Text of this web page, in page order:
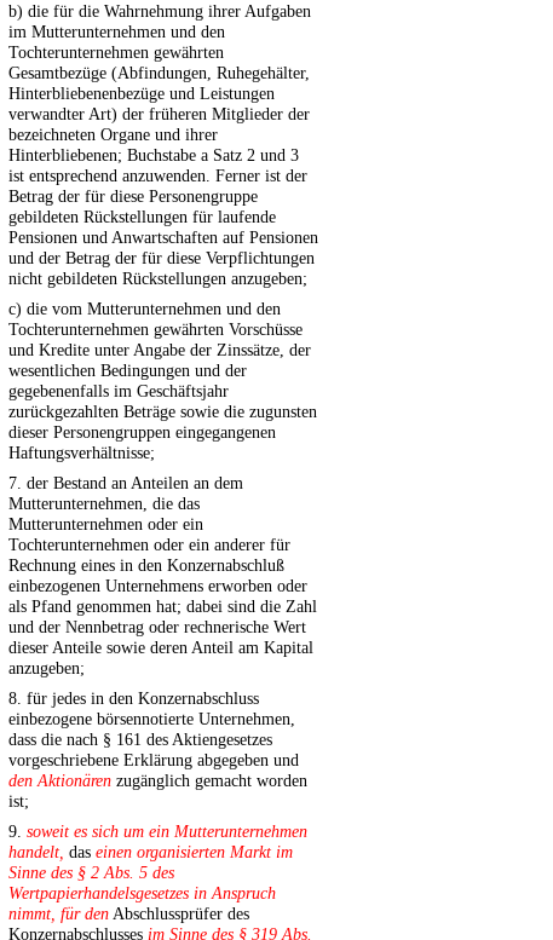
b) die für die Wahrnehmung ihrer Aufgaben
im Mutterunternehmen und den
Tochterunternehmen gewährten
Gesamtbezüge (Abfindungen, Ruhegehälter,
Hinterbliebenenbezüge und Leistungen
verwandter Art) der früheren Mitglieder der
bezeichneten Organe und ihrer
Hinterbliebenen; Buchstabe a Satz 2 und 3
ist entsprechend anzuwenden. Ferner ist der
Betrag der für diese Personengruppe
gebildeten Rückstellungen für laufende
Pensionen und Anwartschaften auf Pensionen
und der Betrag der für diese Verpflichtungen
nicht gebildeten Rückstellungen anzugeben;
c) die vom Mutterunternehmen und den
Tochterunternehmen gewährten Vorschüsse
und Kredite unter Angabe der Zinssätze, der
wesentlichen Bedingungen und der
gegebenenfalls im Geschäftsjahr
zurückgezahlten Beträge sowie die zugunsten
dieser Personengruppen eingegangenen
Haftungsverhältnisse;
7. der Bestand an Anteilen an dem
Mutterunternehmen, die das
Mutterunternehmen oder ein
Tochterunternehmen oder ein anderer für
Rechnung eines in den Konzernabschluß
einbezogenen Unternehmens erworben oder
als Pfand genommen hat; dabei sind die Zahl
und der Nennbetrag oder rechnerische Wert
dieser Anteile sowie deren Anteil am Kapital
anzugeben;
8. für jedes in den Konzernabschluss
einbezogene börsennotierte Unternehmen,
dass die nach § 161 des Aktiengesetzes
vorgeschriebene Erklärung abgegeben und
den Aktionären zugänglich gemacht worden
ist;
9. soweit es sich um ein Mutterunternehmen
handelt, das einen organisierten Markt im
Sinne des § 2 Abs. 5 des
Wertpapierhandelsgesetzes in Anspruch
nimmt, für denAbschlussprüfer des
Konzernabschlusses im Sinne des § 319 Abs.